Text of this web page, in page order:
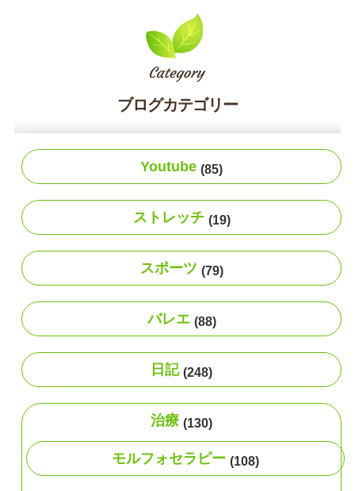
ブログカテゴリー
Youtube (85)
ストレッチ (19)
スポーツ (79)
バレエ (88)
日記 (248)
治療 (130)
モルフォセラピー (108)